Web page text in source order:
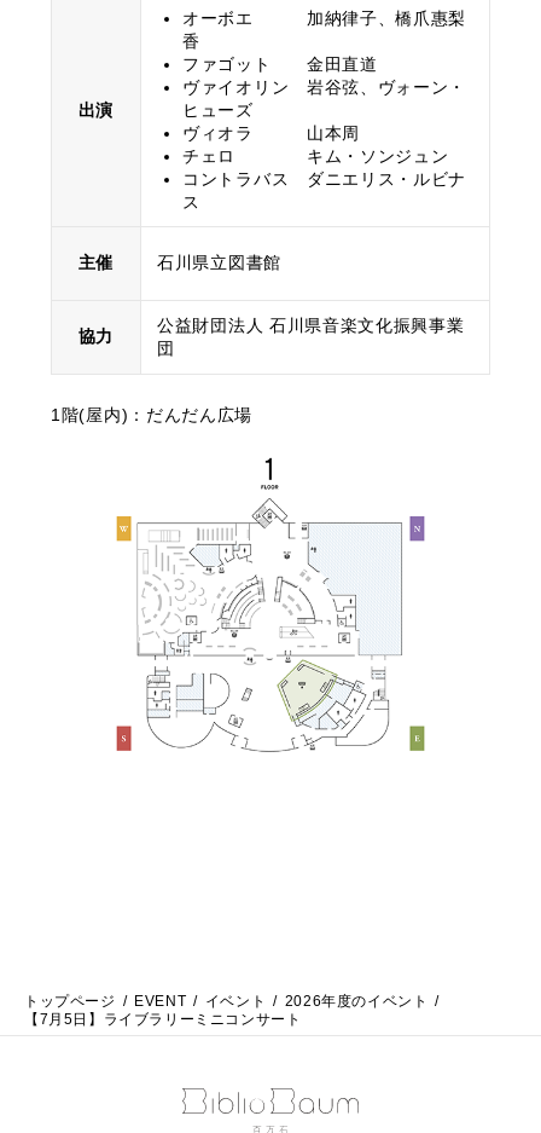
出演
オーボエ 加納律子、橋爪惠梨
香
ファゴット 金田直道
ヴァイオリン 岩谷弦、ヴォーン・
ヒューズ
ヴィオラ 山本周
チェロ キム・ソンジュン
コントラバス ダニエリス・ルビナ
ス
主催 石川県立図書館
協力
公益財団法人 石川県音楽文化振興事業
団
1階(屋内)：だんだん広場
トップページ EVENT イベント
2026年度のイベント
【7月5日】ライブラリーミニコンサート